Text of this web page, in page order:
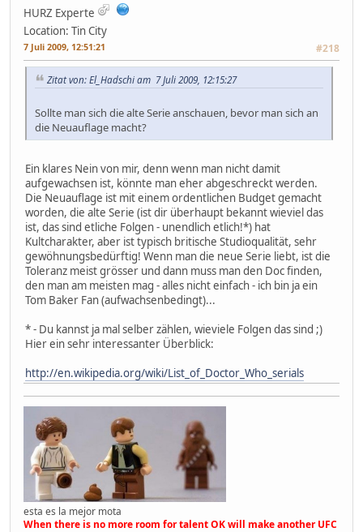
HURZ Experte
Location: Tin City
7 Juli 2009, 12:51:21 #218
Zitat von: El_Hadschi am 7 Juli 2009, 12:15:27
Sollte man sich die alte Serie anschauen, bevor man sich an
die Neuauflage macht?
Ein klares Nein von mir, denn wenn man nicht damit
aufgewachsen ist, könnte man eher abgeschreckt werden.
Die Neuauflage ist mit einem ordentlichen Budget gemacht
worden, die alte Serie (ist dir überhaupt bekannt wieviel das
ist, das sind etliche Folgen - unendlich etlich!*) hat
Kultcharakter, aber ist typisch britische Studioqualität, sehr
gewöhnungsbedürftig! Wenn man die neue Serie liebt, ist die
Toleranz meist grösser und dann muss man den Doc finden,
den man am meisten mag - alles nicht einfach - ich bin ja ein
Tom Baker Fan (aufwachsenbedingt)...
* - Du kannst ja mal selber zählen, wieviele Folgen das sind ;)
Hier ein sehr interessanter Überblick:
http://en.wikipedia.org/wiki/List_of_Doctor_Who_serials
esta es la mejor mota
When there is no more room for talent OK will make another UFC